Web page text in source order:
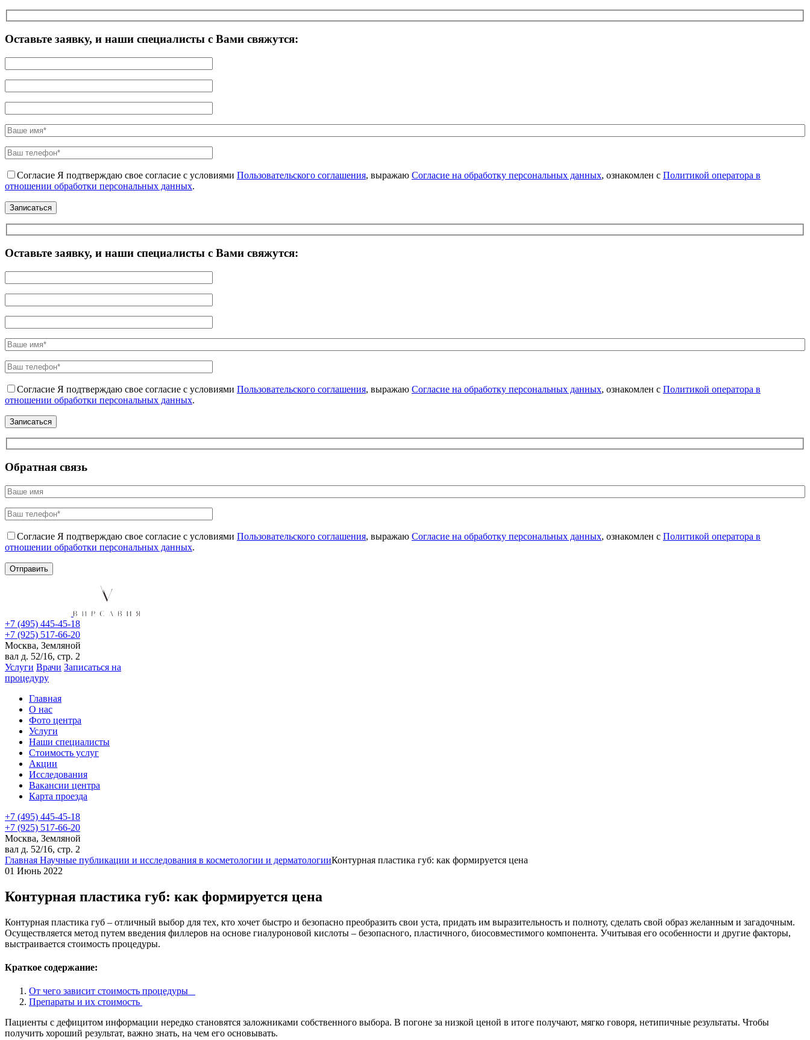
Оставьте заявку, и наши специалисты с Вами свяжутся:
Согласие Я подтверждаю свое согласие с условиями Пользовательского соглашения, выражаю Согласие на обработку персональных данных, ознакомлен с Политикой оператора в
отношении обработки персональных данных.
Оставьте заявку, и наши специалисты с Вами свяжутся:
Согласие Я подтверждаю свое согласие с условиями Пользовательского соглашения, выражаю Согласие на обработку персональных данных, ознакомлен с Политикой оператора в
отношении обработки персональных данных.
Обратная связь
Согласие Я подтверждаю свое согласие с условиями Пользовательского соглашения, выражаю Согласие на обработку персональных данных, ознакомлен с Политикой оператора в
отношении обработки персональных данных.
+7 (495) 445-45-18
+7 (925) 517-66-20
Москва, Земляной
вал д. 52/16, стр. 2
Услуги Врачи Записаться на
процедуру
Главная
О нас
Фото центра
Услуги
Наши специалисты
Стоимость услуг
Акции
Исследования
Вакансии центра
Карта проезда
+7 (495) 445-45-18
+7 (925) 517-66-20
Москва, Земляной
вал д. 52/16, стр. 2
Главная Научные публикации и исследования в косметологии и дерматологииКонтурная пластика губ: как формируется цена
01 Июнь 2022
Контурная пластика губ: как формируется цена
Контурная пластика губ – отличный выбор для тех, кто хочет быстро и безопасно преобразить свои уста, придать им выразительность и полноту, сделать свой образ желанным и загадочным.
Осуществляется метод путем введения филлеров на основе гиалуроновой кислоты – безопасного, пластичного, биосовместимого компонента. Учитывая его особенности и другие факторы,
выстраивается стоимость процедуры.
Краткое содержание:
От чего зависит стоимость процедуры
Препараты и их стоимость
Пациенты с дефицитом информации нередко становятся заложниками собственного выбора. В погоне за низкой ценой в итоге получают, мягко говоря, нетипичные результаты. Чтобы
получить хороший результат, важно знать, на чем его основывать.